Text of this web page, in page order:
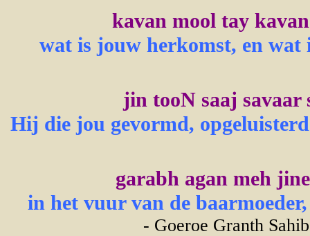
kavan mool tay
wat is jouw herkomst, en
jin tooN saaj savaar
Hij die jou gevormd,
garabh agan meh
in het vuur van de
- Goeroe Granth